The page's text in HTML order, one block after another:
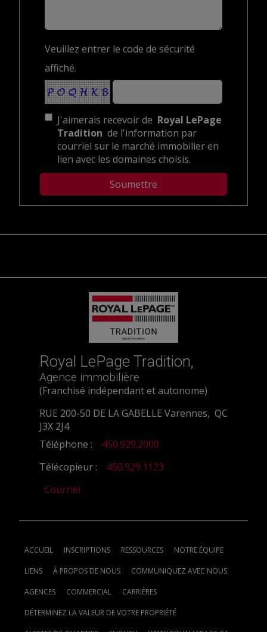
Veuillez entrer le code de sécurité
affiché.
J'aimerais recevoir de Royal LePage
Tradition de l'information par
courriel sur le marché immobilier en
lien avec les domaines choisis.
Royal LePage Tradition,
Agence immobilière
(Franchisé indépendant et autonome)
RUE 200-50 DE LA GABELLE Varennes, QC
J3X 2J4
Téléphone :
450.929.2000
Télécopieur :
450.929.1123
Courriel
ACCUEIL INSCRIPTIONS RESSOURCES NOTRE ÉQUIPE
LIENS À PROPOS DE NOUS COMMUNIQUEZ AVEC NOUS
AGENCES COMMERCIAL CARRIÈRES
DÉTERMINEZ LA VALEUR DE VOTRE PROPRIÉTÉ